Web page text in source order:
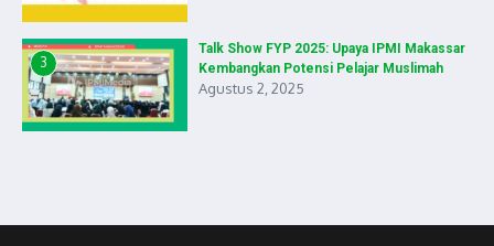
3
Talk Show FYP 2025: Upaya IPMI Makassar
Kembangkan Potensi Pelajar Muslimah
Agustus 2, 2025